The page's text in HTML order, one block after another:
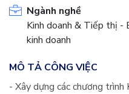
Ngành nghề
Kinh doanh & Tiếp thị -
kinh doanh
MÔ TẢ CÔNG VIỆC
- Xây dựng các chương trình